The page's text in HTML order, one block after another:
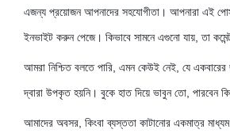
এজন্য প্রয়োজন আপনাদের সহযোগীতা। আপনারা এই
ইনভাইট করুন পেজে। কিভাবে সামনে এগুনো যায়, তা
আমরা নিশ্চিত বলতে পারি, এমন কেউই নেই, যে
দ্বারা উপকৃত হয়নি। বুকে হাত দিয়ে ভাবুন তো, পারবেন
আমাদের অবসর, কিংবা ব্যস্ততা কাটানোর একমাত্র